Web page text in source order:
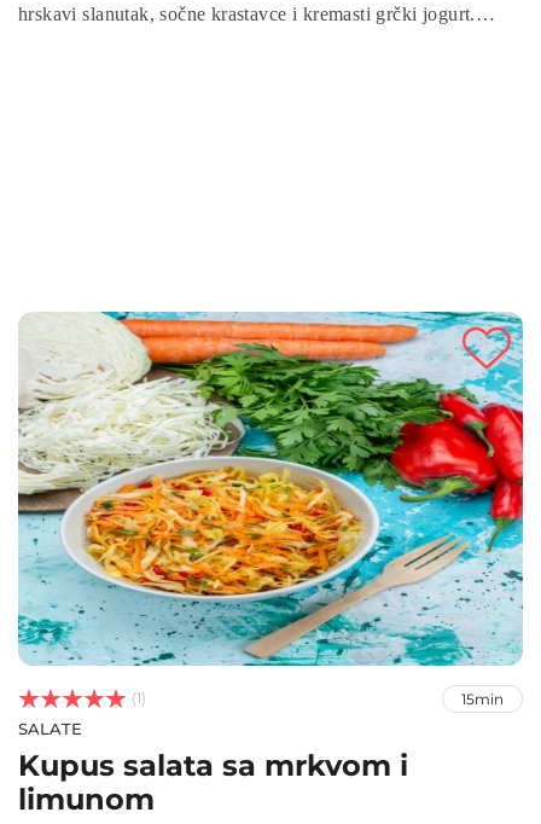
hrskavi slanutak, sočne krastavce i kremasti grčki jogurt.


 (1) 15min
SALATE
Kupus salata sa mrkvom i
limunom